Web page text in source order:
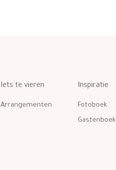
Iets te vieren
Arrangementen
Inspiratie
Fotoboek
Gastenboek